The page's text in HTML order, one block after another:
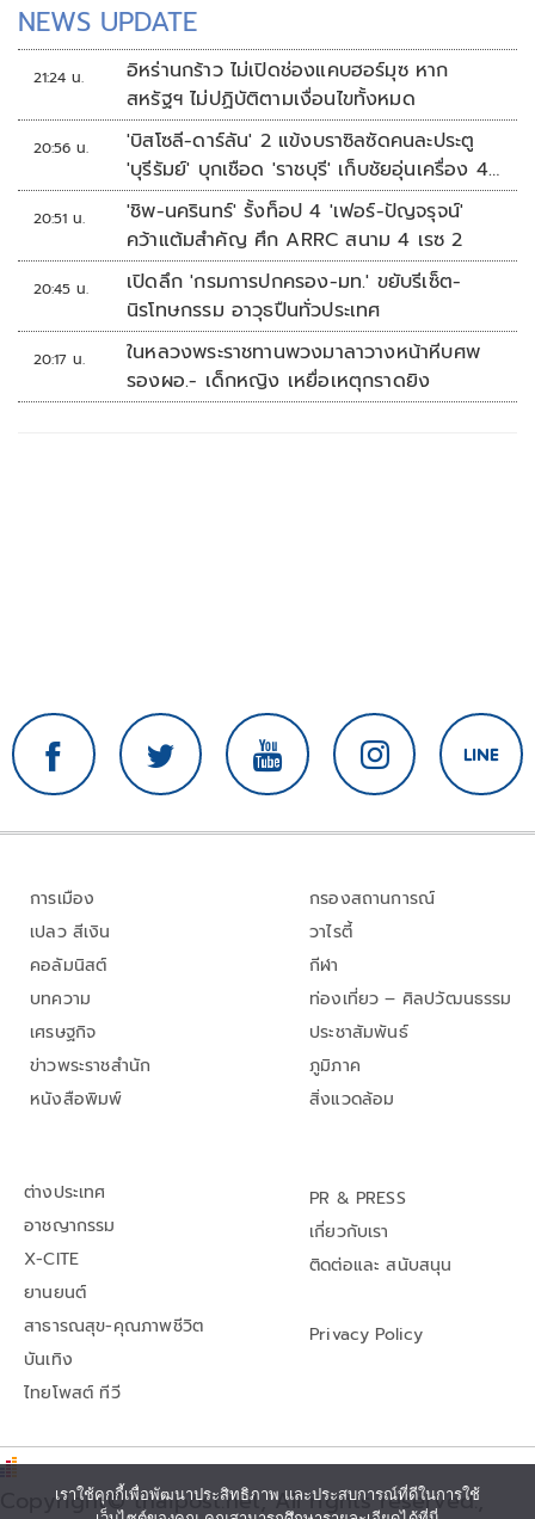
NEWS UPDATE
21:24 น.
อิหร่านกร้าว ไม่เปิดช่องแคบฮอร์มุซ หาก
สหรัฐฯ ไม่ปฏิบัติตามเงื่อนไขทั้งหมด
20:56 น.
'บิสโซลี-ดาร์ลัน' 2 แข้งบราซิลซัดคนละประตู
'บุรีรัมย์' บุกเชือด 'ราชบุรี' เก็บชัยอุ่นเครื่อง 4
นัดรวด
20:51 น.
'ชิพ-นครินทร์' รั้งท็อป 4 'เฟอร์-ปัญจรุจน์'
คว้าแต้มสำคัญ ศึก ARRC สนาม 4 เรซ 2
20:45 น.
เปิดลึก 'กรมการปกครอง-มท.' ขยับรีเซ็ต-
นิรโทษกรรม อาวุธปืนทั่วประเทศ
20:17 น.
ในหลวงพระราชทานพวงมาลาวางหน้าหีบศพ
รองผอ.- เด็กหญิง เหยื่อเหตุกราดยิง
การเมือง
เปลว สีเงิน
คอลัมนิสต์
บทความ
เศรษฐกิจ
ข่าวพระราชสำนัก
หนังสือพิมพ์
กรองสถานการณ์
วาไรตี้
กีฬา
ท่องเที่ยว – ศิลปวัฒนธรรม
ประชาสัมพันธ์
ภูมิภาค
สิ่งแวดล้อม
ต่างประเทศ
อาชญากรรม
X-CITE
ยานยนต์
สาธารณสุข-คุณภาพชีวิต
บันเทิง
ไทยโพสต์ ทีวี
PR & PRESS
เกี่ยวกับเรา
ติดต่อและ สนับสนุน
Privacy Policy
Copyright© thaipost.net, All rights reserved.,
เราใช้คุกกี้เพื่อพัฒนาประสิทธิภาพ และประสบการณ์ที่ดีในการใช้